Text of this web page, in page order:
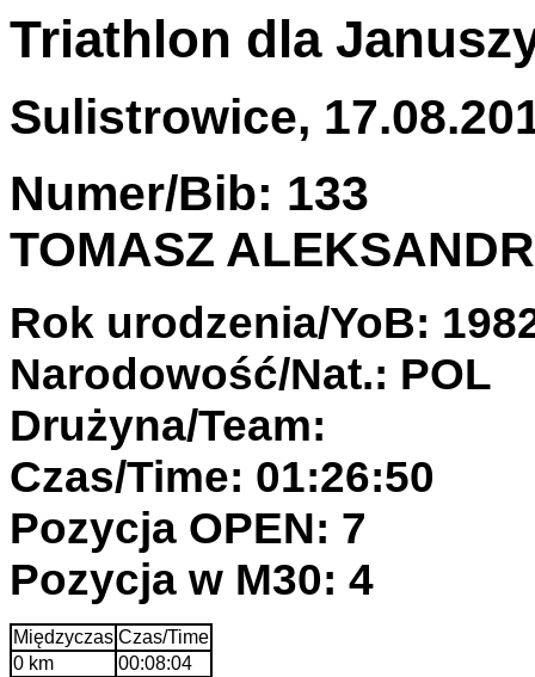
Triathlon dla
Sulistrowice,
Numer/Bib: 133
TOMASZ
Rok urodzenia/YoB:
Narodowość/Nat.: POL
Drużyna/Team:
Czas/Time: 01:26:50
Pozycja OPEN: 7
Pozycja w M30: 4
Międzyczas Czas/Time
0 km
00:08:04